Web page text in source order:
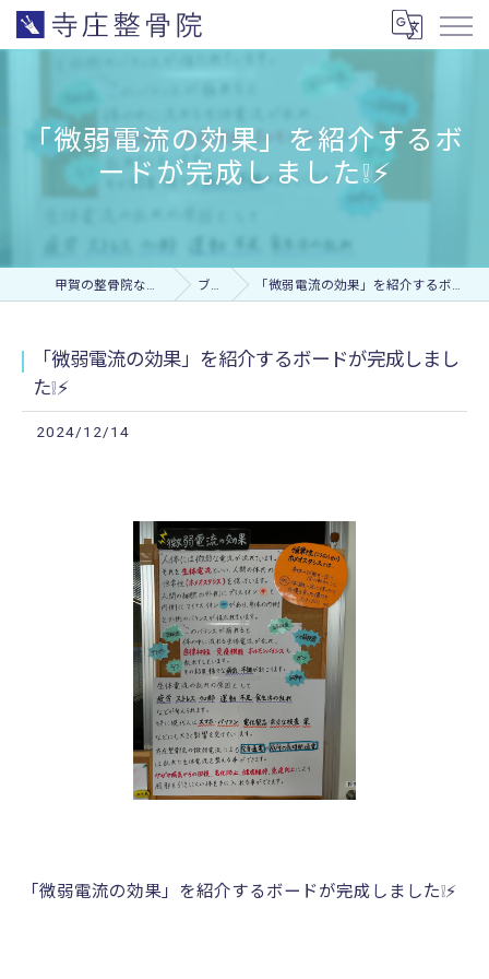
「微弱電流の効果」を紹介するボ
ードが完成しました❕⚡️
甲賀の整骨院なら寺庄整骨院 ブログ 「微弱電流の効果」を紹介するボードが完成しました❕⚡️
「微弱電流の効果」を紹介するボードが完成しまし
た❕⚡️
2024/12/14
「微弱電流の効果」を紹介するボードが完成しました❕⚡️